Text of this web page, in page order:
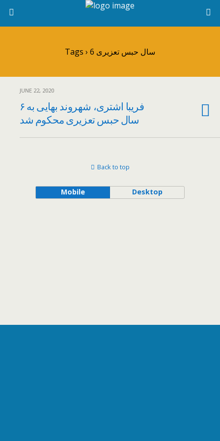
Tags › 6 سال حبس تعزیری
JUNE 22, 2020
فریبا اشتری، شهروند بهایی به ۶
سال حبس تعزیری محکوم شد
Back to top
Mobile Desktop